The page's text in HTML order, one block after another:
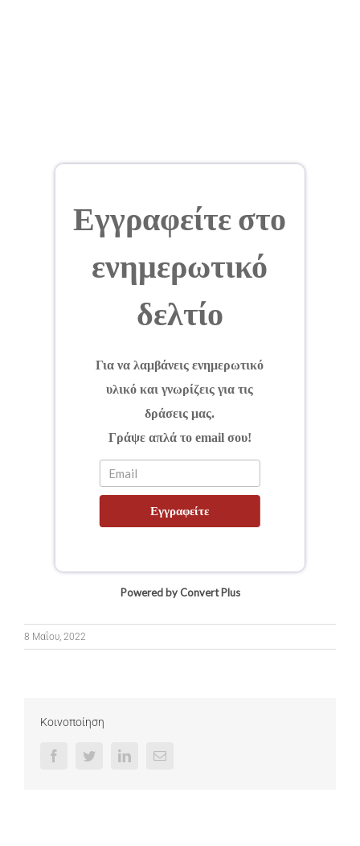
Εγγραφείτε στο
ενημερωτικό
δελτίο
Για να λαμβάνεις ενημερωτικό
υλικό και γνωρίζεις για τις
δράσεις μας.
Γράψε απλά το email σου!
Εγγραφείτε
Powered by Convert Plus
8 Μαΐου, 2022
Κοινοποίηση
FacebookTwitterLinkedInEmail